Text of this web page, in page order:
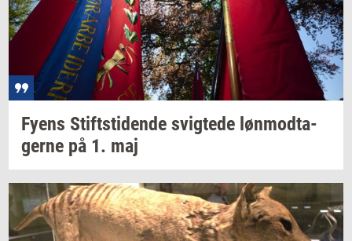
Fyens Stift­s­ti­den­de svig­te­de løn­mod­ta­
ger­ne på 1. maj